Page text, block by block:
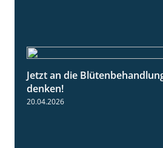
Jetzt an die
denken!
20.04.2026